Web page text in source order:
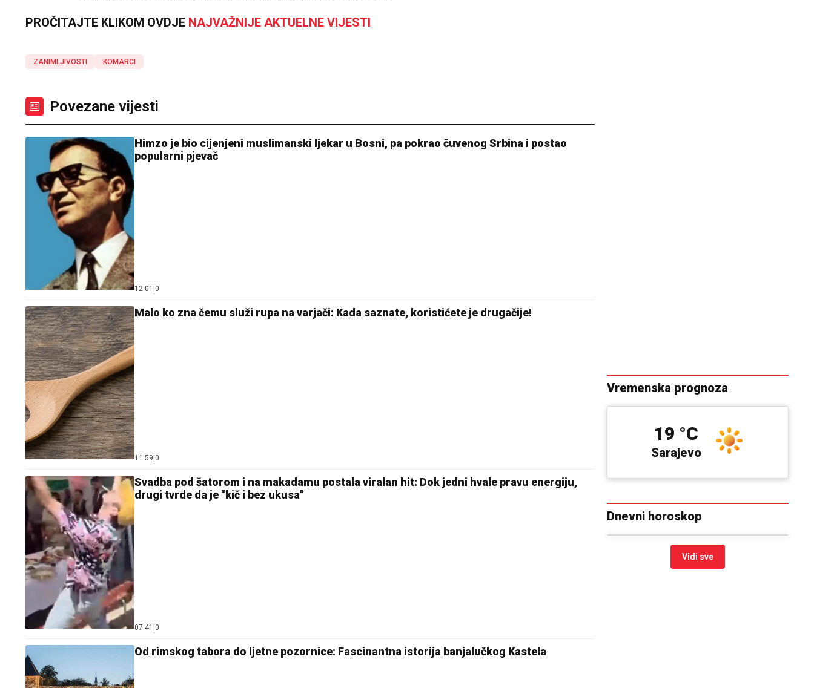
PROČITAJTE KLIKOM OVDJE NAJVAŽNIJE AKTUELNE VIJESTI
ZANIMLJIVOSTI KOMARCI
Povezane vijesti
Himzo je bio cijenjeni muslimanski ljekar u Bosni, pa pokrao čuvenog Srbina i postao
popularni pjevač
12:01 0
Malo ko zna čemu služi rupa na varjači: Kada saznate, koristićete je drugačije!
11:59 0
Svadba pod šatorom i na makadamu postala viralan hit: Dok jedni hvale pravu energiju,
drugi tvrde da je "kič i bez ukusa"
07:41 0
Od rimskog tabora do ljetne pozornice: Fascinantna istorija banjalučkog Kastela
Vremenska prognoza
Sarajevo
19 °C
Dnevni horoskop
Vidi sve